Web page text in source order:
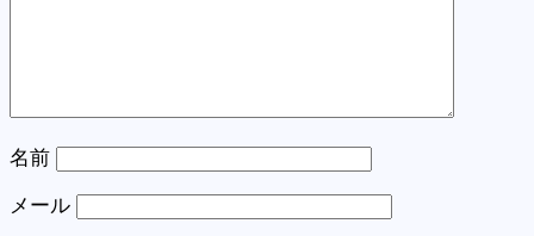
名前
メール